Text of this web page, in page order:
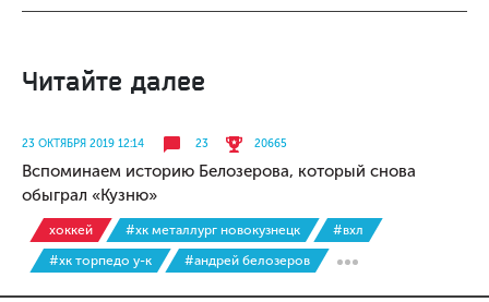
Читайте далее
23 ОКТЯБРЯ 2019 12:14 23 20665
Вспоминаем историю Белозерова, который снова
обыграл «Кузню»
хоккей #хк металлург новокузнецк
#вхл
#хк торпедо у-к
#андрей белозеров